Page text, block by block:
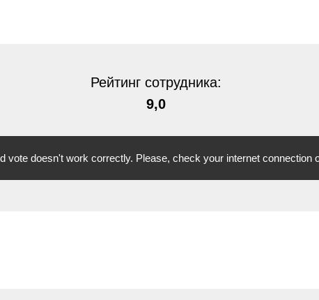
Рейтинг сотрудника:
9,0
vote doesn't work correctly. Please, check your internet connection